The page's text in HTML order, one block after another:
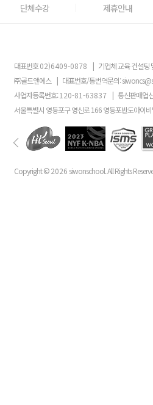
단체수강 제휴안내
대표번호02)6409-0878 | 기업체 교육 컨설팅
㈜골드앤에스 | 대표번호/통번역문의:
사업자등록번호:120-81-63837 | 통신판매업
서울특별시 영등포구 영신로 166 영등포반도아이
Copyright ©2026 siwonschool. All Rights